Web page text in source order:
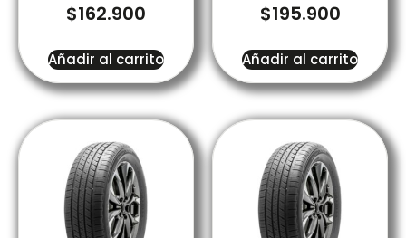
$162.900
Añadir al carrito
$195.900
Añadir al carrito